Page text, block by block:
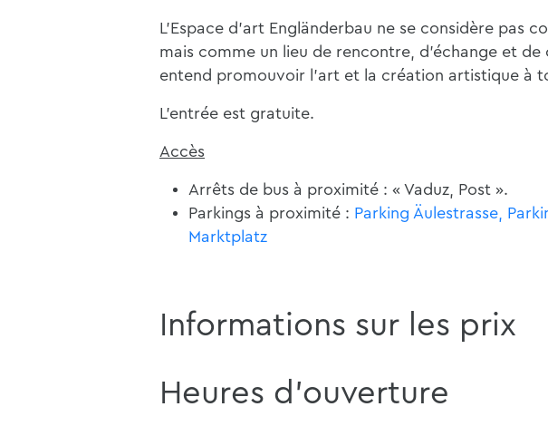
L'Espace d'art Engländerbau ne se considère pas
mais comme un lieu de rencontre, d'échange et de
entend promouvoir l'art et la création artistique à
L'entrée est gratuite.
Accès
Arrêts de bus à proximité : « Vaduz, Post ».
Parkings à proximité : Parking Äulestrasse,
Marktplatz
Informations sur les prix
Heures d'ouverture